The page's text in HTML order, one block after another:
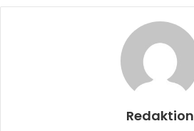
Redaktion